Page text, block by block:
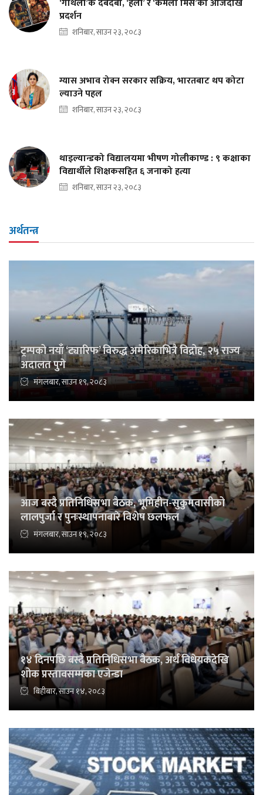
प्रदर्शन
शनिबार, साउन २३, २०८३
ग्यास अभाव रोक्न सरकार सक्रिय, भारतबाट थप कोटा
ल्याउने पहल
शनिबार, साउन २३, २०८३
थाइल्यान्डको विद्यालयमा भीषण गोलीकाण्ड : ९ कक्षाका
विद्यार्थीले शिक्षकसहित ६ जनाको हत्या
शनिबार, साउन २३, २०८३
अर्थतन्त्र
ट्रम्पको नयाँ ‘ट्यारिफ’ विरुद्ध अमेरिकाभित्रै विद्रोह, २५ राज्य
अदालत पुगे
मंगलबार, साउन १९, २०८३
आज बस्दै प्रतिनिधिसभा बैठक, भूमिहीन-सुकुमवासीको
लालपुर्जा र पुनःस्थापनाबारे विशेष छलफल
मंगलबार, साउन १९, २०८३
१४ दिनपछि बस्दै प्रतिनिधिसभा बैठक, अर्थ विधेयकदेखि
शोक प्रस्तावसम्मका एजेन्डा
बिहीबार, साउन १४, २०८३